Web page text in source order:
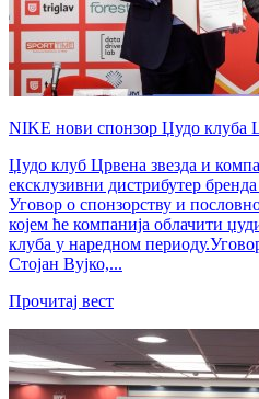
NIKE нови спонзор Џудо клуба
Џудо клуб Црвена звезда и
ексклузивни дистрибутер
Уговор о спонзорству и
којем ће компанија облачити
клуба у наредном
Стојан Вујко,...
Прочитај вест